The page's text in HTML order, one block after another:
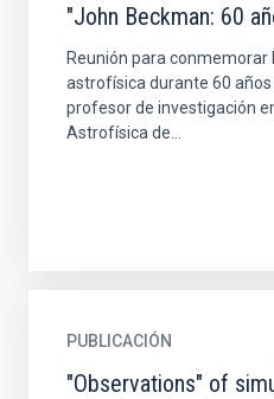
"John Beckman: 60
Reunión para conmemorar
astrofísica durante 60
profesor de investigación
Astrofísica de...
PUBLICACIÓN
"Observations" of